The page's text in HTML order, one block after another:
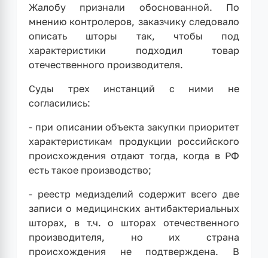
Жалобу признали обоснованной. По
мнению контролеров, заказчику следовало
описать шторы так, чтобы под
характеристики подходил товар
отечественного производителя.
Суды трех инстанций с ними не
согласились:
- при описании объекта закупки приоритет
характеристикам продукции российского
происхождения отдают тогда, когда в РФ
есть такое производство;
- реестр медизделий содержит всего две
записи о медицинских антибактериальных
шторах, в т.ч. о шторах отечественного
производителя, но их страна
происхождения не подтверждена. В